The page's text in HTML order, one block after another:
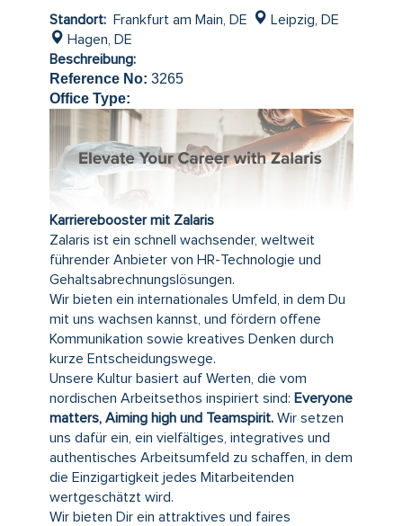
Standort: Frankfurt am Main, DE
Leipzig, DE
Hagen, DE
Beschreibung:
Reference No: 3265
Office Type:
Karrierebooster mit Zalaris
Zalaris ist ein schnell wachsender, weltweit
führender Anbieter von HR-Technologie und
Gehaltsabrechnungslösungen.
Wir bieten ein internationales Umfeld, in dem Du
mit uns wachsen kannst, und fördern offene
Kommunikation sowie kreatives Denken durch
kurze Entscheidungswege.
Unsere Kultur basiert auf Werten, die vom
nordischen Arbeitsethos inspiriert sind: Everyone
matters, Aiming high und Teamspirit. Wir setzen
uns dafür ein, ein vielfältiges, integratives und
authentisches Arbeitsumfeld zu schaffen, in dem
die Einzigartigkeit jedes Mitarbeitenden
wertgeschätzt wird.
Wir bieten Dir ein attraktives und faires